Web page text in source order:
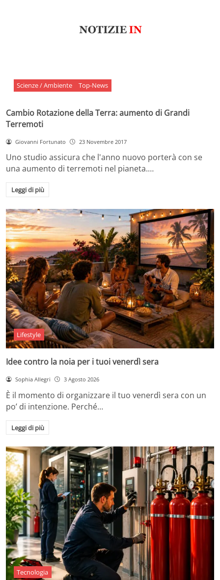
Scienze / Ambiente Top-News
Cambio Rotazione della Terra: aumento di Grandi
Terremoti
Giovanni Fortunato 23 Novembre 2017
Uno studio assicura che l'anno nuovo porterà con se
una aumento di terremoti nel pianeta.…
Leggi di più
Lifestyle
Idee contro la noia per i tuoi venerdì sera
Sophia Allegri 3 Agosto 2026
È il momento di organizzare il tuo venerdì sera con un
po’ di intenzione. Perché…
Leggi di più
Tecnologia